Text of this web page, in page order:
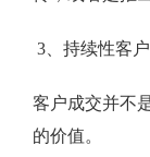
3、持续性客
客户成交并不
的价值。